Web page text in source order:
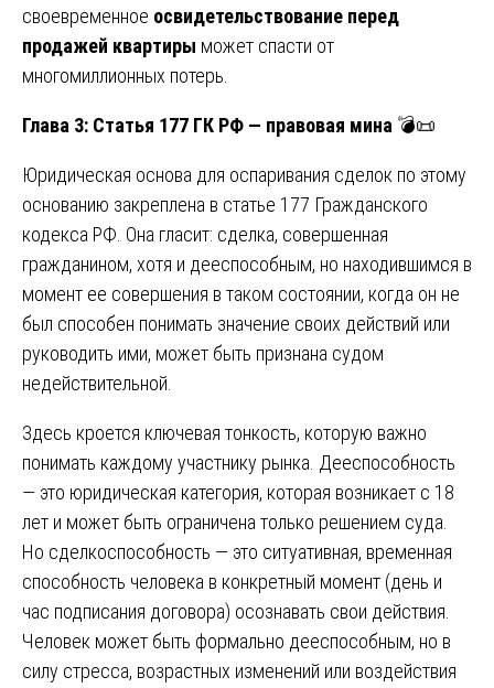
своевременное освидетельствование перед
продажей квартиры может спасти от
многомиллионных потерь.
Глава 3: Статья 177 ГК РФ — правовая мина 💣📜
Юридическая основа для оспаривания сделок по этому
основанию закреплена в статье 177 Гражданского
кодекса РФ. Она гласит: сделка, совершенная
гражданином, хотя и дееспособным, но находившимся в
момент ее совершения в таком состоянии, когда он не
был способен понимать значение своих действий или
руководить ими, может быть признана судом
недействительной.
Здесь кроется ключевая тонкость, которую важно
понимать каждому участнику рынка. Дееспособность
— это юридическая категория, которая возникает с 18
лет и может быть ограничена только решением суда.
Но сделкоспособность — это ситуативная, временная
способность человека в конкретный момент (день и
час подписания договора) осознавать свои действия.
Человек может быть формально дееспособным, но в
силу стресса, возрастных изменений или воздействия